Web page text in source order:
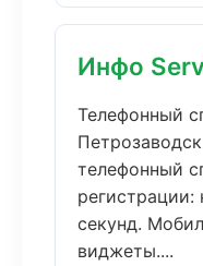
Инфо
Телефонный
Петрозаводск
телефонный
регистрации:
секунд.
виджеты....